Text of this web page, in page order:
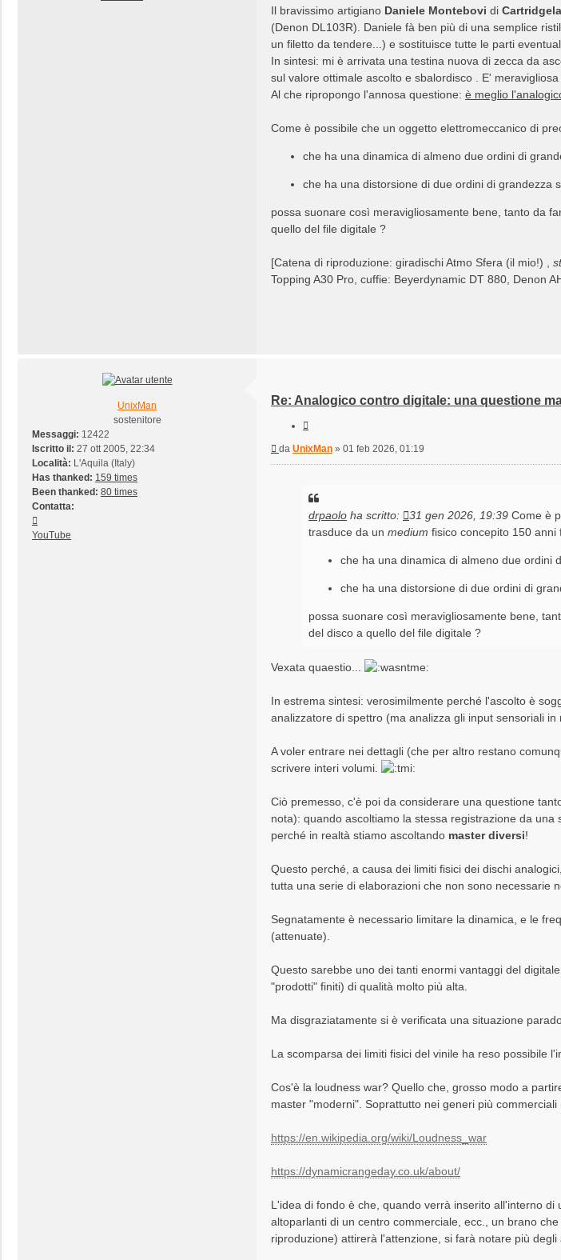
Il bravissimo artigiano Daniele Montebovi di
(Denon DL103R). Daniele fà ben più di una semplice
un filetto da tendere...) e sostituisce tutte le parti
In sintesi: mi è arrivata una testina nuova di zecca da
sul valore ottimale ascolto e sbalordisco . E'
Al che ripropongo l'annosa questione: è meglio
Come è possibile che un oggetto elettromeccanico di
che ha una dinamica di almeno due ordini di
che ha una distorsione di due ordini di grandezza
possa suonare così meravigliosamente bene, tanto da
quello del file digitale ?
[Catena di riproduzione: giradischi Atmo Sfera (il mio!) ,
Topping A30 Pro, cuffie: Beyerdynamic DT 880, Denon
UnixMan
sostenitore
Messaggi: 12422
Iscritto il: 27 ott 2005, 22:34
Località: L'Aquila (Italy)
Has thanked: 159 times
Been thanked: 80 times
Contatta:
UnixMan
YouTube
Re: Analogico contro digitale: una questione
Messaggio
da UnixMan » 01 feb 2026, 01:19
drpaolo ha scritto: 31 gen 2026, 19:39 Come è
trasduce da un medium fisico concepito 150 anni
che ha una dinamica di almeno due ordini
che ha una distorsione di due ordini di
possa suonare così meravigliosamente bene,
del disco a quello del file digitale ?
Vexata quaestio...
In estrema sintesi: verosimilmente perché l'ascolto è
analizzatore di spettro (ma analizza gli input sensoriali
A voler entrare nei dettagli (che per altro restano
scrivere interi volumi.
Ciò premesso, c'è poi da considerare una questione
nota): quando ascoltiamo la stessa registrazione da una
perché in realtà stiamo ascoltando master diversi!
Questo perché, a causa dei limiti fisici dei dischi
tutta una serie di elaborazioni che non sono necessarie
Segnatamente è necessario limitare la dinamica, e le
(attenuate).
Questo sarebbe uno dei tanti enormi vantaggi del
"prodotti" finiti) di qualità molto più alta.
Ma disgraziatamente si è verificata una situazione
La scomparsa dei limiti fisici del vinile ha reso possibile
Cos'è la loudness war? Quello che, grosso modo a
master "moderni". Soprattutto nei generi più commerciali
https://en.wikipedia.org/wiki/Loudness_war
https://dynamicrangeday.co.uk/about/
L'idea di fondo è che, quando verrà inserito all'interno
altoparlanti di un centro commerciale, ecc., un brano
riproduzione) attirerà l'attenzione, si farà notare più degli